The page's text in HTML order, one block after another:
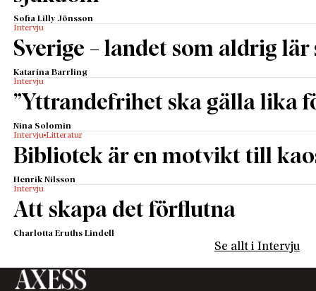
Sofia Lilly Jönsson
Intervju
Sverige – landet som aldrig lär
Katarina Barrling
Intervju
”Yttrandefrihet ska gälla lika
Nina Solomin
Intervju Litteratur
Bibliotek är en motvikt till
Henrik Nilsson
Intervju
Att skapa det förflutna
Charlotta Eruths Lindell
Se allt i Intervju